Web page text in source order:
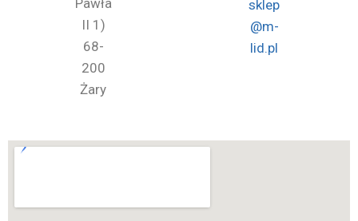
Pawła
II 1)
68-
200
Żary
sklep
@m-
lid.pl